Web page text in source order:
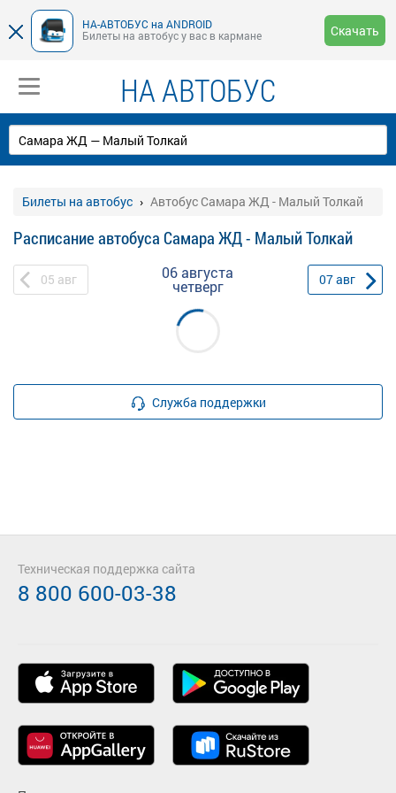
НА-АВТОБУС на ANDROID
Билеты на автобус у вас в кармане
Скачать
НА АВТОБУС
Билеты на автобус Автобус Самара ЖД - Малый Толкай
Расписание автобуса Самара ЖД - Малый Толкай
05 авг 06 августа
четверг 07авг
Служба поддержки
Техническая поддержка сайта
8 800 600-03-38